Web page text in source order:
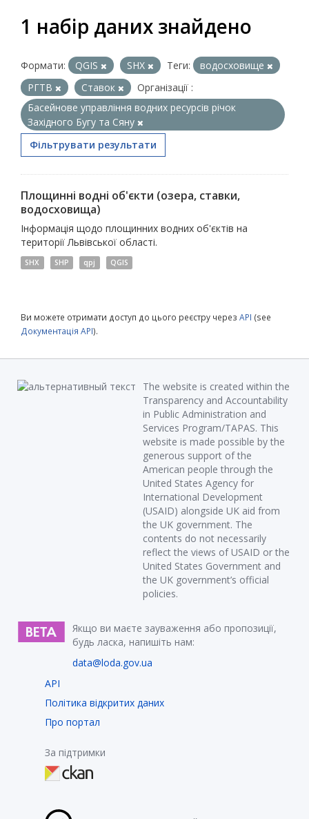
1 набір даних знайдено
Формати: QGIS SHX Теги:
водосховище
РГТВ
Ставок
Організації :
Басейнове управління водних ресурсів річок
Західного Бугу та Сяну
Фільтрувати результати
Площинні водні об'єкти (озера, ставки,
водосховища)
Інформація щодо площинних водних об'єктів на
території Львівської області.
SHX SHP qpj QGIS
Ви можете отримати доступ до цього реєстру через API (see
Документація API).
The website is created within the
Transparency and Accountability
in Public Administration and
Services Program/TAPAS. This
website is made possible by the
generous support of the
American people through the
United States Agency for
International Development
(USAID) alongside UK aid from
the UK government. The
contents do not necessarily
reflect the views of USAID or the
United States Government and
the UK government’s official
policies.
Якщо ви маєте зауваження або пропозиції,
будь ласка, напишіть нам:
data@loda.gov.ua
API
Політика відкритих даних
Про портал
За підтримки